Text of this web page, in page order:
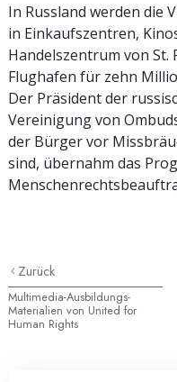
In Russland werden die
in Einkaufszentren,
Handelszentrum von
Flughafen für zehn
Der Präsident der
Vereinigung von
der Bürger vor
sind, übernahm das
Zurück
Multimedia-Ausbildungs-
Materialien von United for
Human Rights